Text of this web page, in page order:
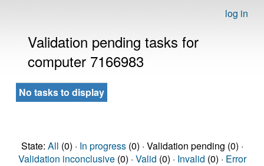
log in
Validation pending tasks for
computer 7166983
No tasks to display
State: All (0) · In progress(0) · Validation pending (0) ·
Validation inconclusive(0) · Valid (0) · Invalid (0) · Error